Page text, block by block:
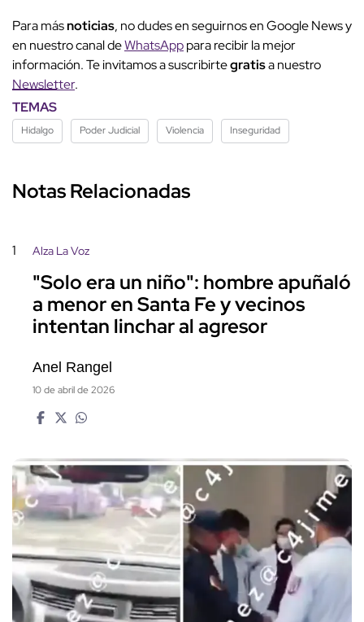
Para másnoticias, no dudes en seguirnos en Google News y
en nuestro canal deWhatsApppara recibir la mejor
información. Te invitamos a suscribirtegratisa nuestro
Newsletter.
TEMAS
Hidalgo Poder Judicial Violencia Inseguridad
Notas Relacionadas
1 Alza La Voz
"Solo era un niño": hombre apuñaló
a menor en Santa Fe y vecinos
intentan linchar al agresor
Anel Rangel
10 de abril de 2026